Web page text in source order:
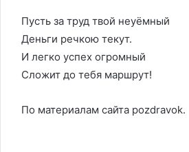
Пусть за труд твой неуёмный
Деньги речкою текут.
И легко успех огромный
Сложит до тебя маршрут!
По материалам сайта pozdravok.